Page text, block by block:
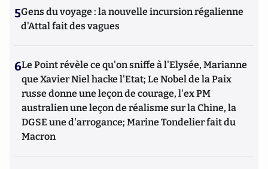
5Gens du voyage : la nouvelle incursion régalienne
d'Attal fait des vagues
6Le Point révèle ce qu'on sniffe à l'Elysée, Marianne
que Xavier Niel hacke l'Etat; Le Nobel de la Paix
russe donne une leçon de courage, l'ex PM
australien une leçon de réalisme sur la Chine, la
DGSE une d'arrogance; Marine Tondelier fait du
Macron